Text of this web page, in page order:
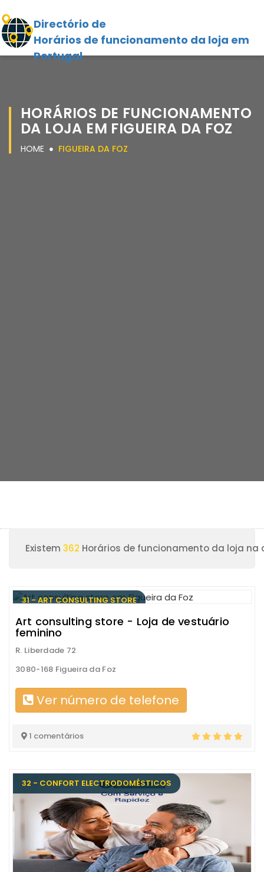
Directório de
Horários de funcionamento da loja em
Portugal
HORÁRIOS DE FUNCIONAMENTO
DA LOJA EM FIGUEIRA DA FOZ
HOME FIGUEIRA DA FOZ
Existem 362 Horários de funcionamento da loja na
31 - ART CONSULTING STORE
Art consulting store - Loja de vestuário
feminino
R. Liberdade 72
3080-168 Figueira da Foz
Ver número de telefone
1 comentários
32 - CONFORT ELECTRODOMÉSTICOS